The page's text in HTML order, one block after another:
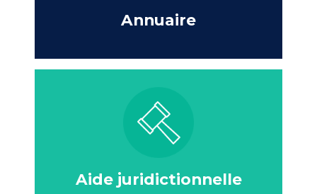
Annuaire
Aide juridictionnelle